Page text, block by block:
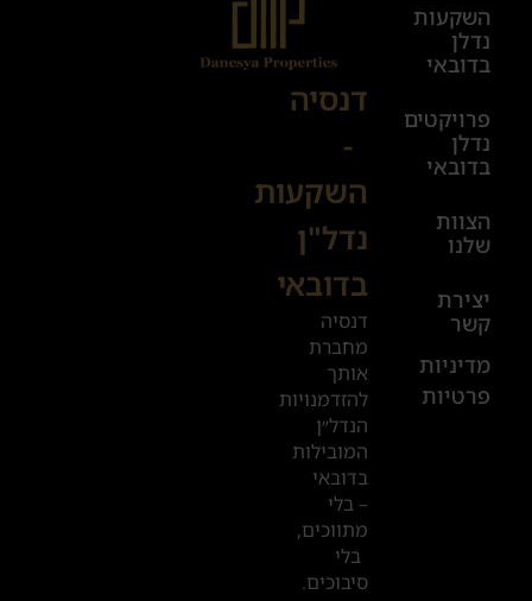
השקעות
נדלן
בדובאי
פרויקטים
נדלן
בדובאי
הצוות
שלנו
יצירת
קשר
מדיניות
פרטיות
א׳-ה׳
08:00-
00:00
יום ו׳
08:00-
17:00
+972
52
601
2019
המשרדים
שלנו
בדובאי
דנסיה
-
השקעות
נדל"ן
בדובאי
דנסיה
מחברת
אותך
להזדמנויות
הנדל״ן
המובילות
בדובאי
– בלי
מתווכים,
בלי
סיבוכים.